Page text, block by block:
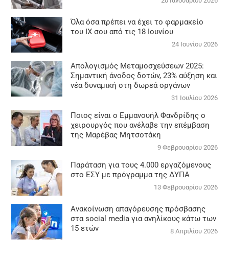
Όλα όσα πρέπει να έχει το φαρμακείο
του ΙΧ σου από τις 18 Ιουνίου
24 Ιουνίου 2026
Απολογισμός Μεταμοσχεύσεων 2025:
Σημαντική άνοδος δοτών, 23% αύξηση και
νέα δυναμική στη δωρεά οργάνων
31 Ιουλίου 2026
Ποιος είναι ο Εμμανουήλ Φανδρίδης ο
χειρουργός που ανέλαβε την επέμβαση
της Μαρέβας Μητσοτάκη
9 Φεβρουαρίου 2026
Παράταση για τους 4.000 εργαζόμενους
στο ΕΣΥ με πρόγραμμα της ΔΥΠΑ
13 Φεβρουαρίου 2026
Ανακοίνωση απαγόρευσης πρόσβασης
στα social media για ανηλίκους κάτω των
15 ετών
8 Απριλίου 2026